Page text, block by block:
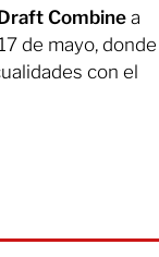
Combine a
de mayo, donde
con el